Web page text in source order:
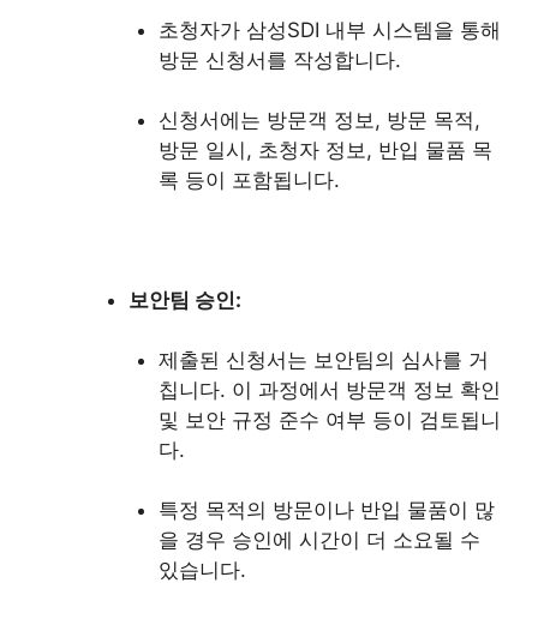
초청자가 삼성SDI 내부 시스템을 통해
방문 신청서를 작성합니다.
신청서에는 방문객 정보, 방문 목적,
방문 일시, 초청자 정보, 반입 물품 목
록 등이 포함됩니다.
보안팀 승인:
제출된 신청서는 보안팀의 심사를 거
칩니다. 이 과정에서 방문객 정보 확인
및 보안 규정 준수 여부 등이 검토됩니
다.
특정 목적의 방문이나 반입 물품이 많
을 경우 승인에 시간이 더 소요될 수
있습니다.